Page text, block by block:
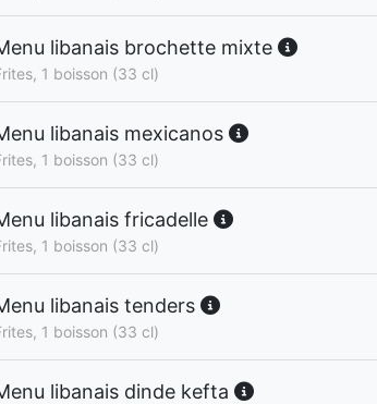
libanais brochette mixte
1 boisson (33 cl)
libanais mexicanos
1 boisson (33 cl)
libanais fricadelle
1 boisson (33 cl)
libanais tenders
1 boisson (33 cl)
libanais dinde kefta